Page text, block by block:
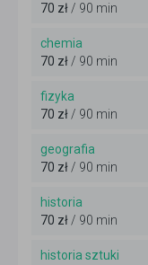
70 zł/ 90 min
chemia
70 zł/ 90 min
fizyka
70 zł/ 90 min
geografia
70 zł/ 90 min
historia
70 zł/ 90 min
historia sztuki